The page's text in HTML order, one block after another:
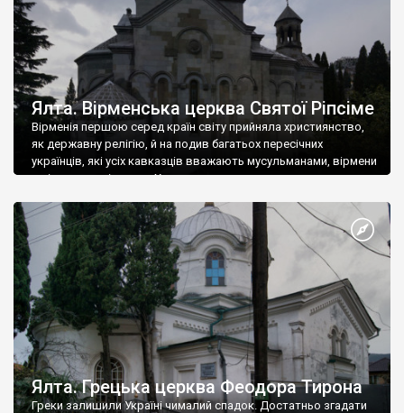
Ялта. Вірменська церква Святої Ріпсіме
Вірменія першою серед країн світу прийняла християнство,
як державну релігію, й на подив багатьох пересічних
українців, які усіх кавказців вважають мусульманами, вірмени
є відданими вірянами Христа
Ялта. Грецька церква Феодора Тирона
Греки залишили Україні чималий спадок. Достатньо згадати